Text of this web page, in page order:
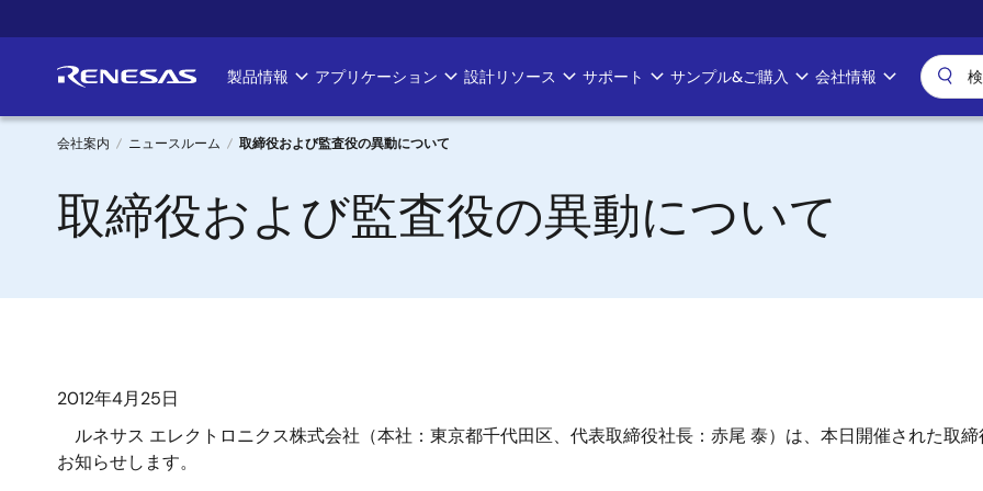
イ
ン
Main
navigation
製品情報 アプリケーション 設計リソース サポート サンプル&ご購入 会社情報
パ
ン
く
会社案内 ニュースルーム 取締役および監査役の異動について
取締役および監査役の異動について
2012年4月25日
ルネサス エレクトロニクス株式会社（本社：東京都千代田区、代表取締役社長：赤尾 泰）は、本日開催された取
お知らせします。